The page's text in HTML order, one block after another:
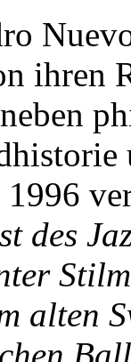
ihren
1996
des
alten